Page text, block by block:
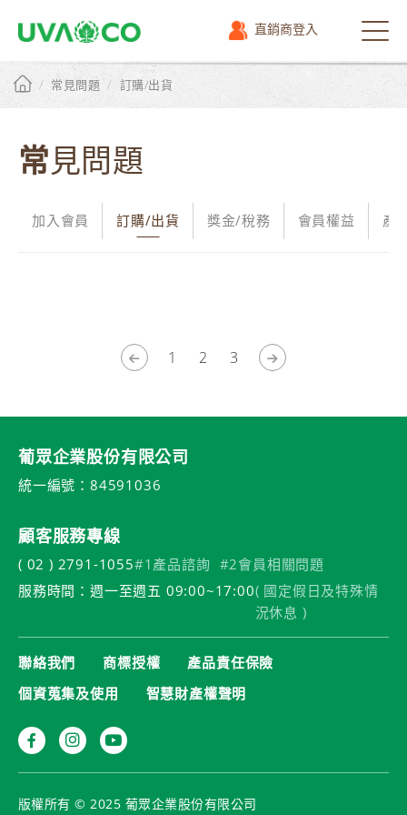
直銷商登入
選
單
/ 常見問題 / 訂購/出貨
常見問題
加入會員 訂購/出貨 獎金/稅務 會員權益 產
1 2 3
葡眾企業股份有限公司
統一編號：84591036
顧客服務專線
( 02 ) 2791-1055#1產品諮詢 #2會員相關問題
服務時間：週一至週五 09:00~17:00( 國定假日及特殊情
況休息 )
聯絡我們 商標授權
產品責任保險
個資蒐集及使用
智慧財產權聲明
版權所有 © 2025 葡眾企業股份有限公司